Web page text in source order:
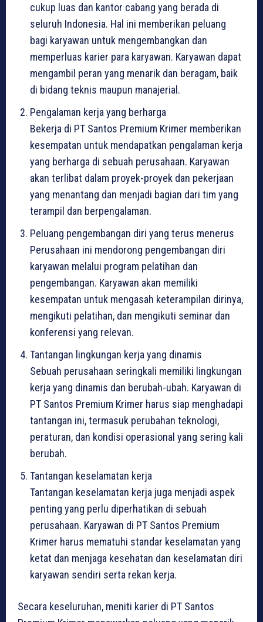
cukup luas dan kantor cabang yang berada di
seluruh Indonesia. Hal ini memberikan peluang
bagi karyawan untuk mengembangkan dan
memperluas karier para karyawan. Karyawan dapat
mengambil peran yang menarik dan beragam, baik
di bidang teknis maupun manajerial.
Pengalaman kerja yang berharga
Bekerja di PT Santos Premium Krimer memberikan
kesempatan untuk mendapatkan pengalaman kerja
yang berharga di sebuah perusahaan. Karyawan
akan terlibat dalam proyek-proyek dan pekerjaan
yang menantang dan menjadi bagian dari tim yang
terampil dan berpengalaman.
Peluang pengembangan diri yang terus menerus
Perusahaan ini mendorong pengembangan diri
karyawan melalui program pelatihan dan
pengembangan. Karyawan akan memiliki
kesempatan untuk mengasah keterampilan dirinya,
mengikuti pelatihan, dan mengikuti seminar dan
konferensi yang relevan.
Tantangan lingkungan kerja yang dinamis
Sebuah perusahaan seringkali memiliki lingkungan
kerja yang dinamis dan berubah-ubah. Karyawan di
PT Santos Premium Krimer harus siap menghadapi
tantangan ini, termasuk perubahan teknologi,
peraturan, dan kondisi operasional yang sering kali
berubah.
Tantangan keselamatan kerja
Tantangan keselamatan kerja juga menjadi aspek
penting yang perlu diperhatikan di sebuah
perusahaan. Karyawan di PT Santos Premium
Krimer harus mematuhi standar keselamatan yang
ketat dan menjaga kesehatan dan keselamatan diri
karyawan sendiri serta rekan kerja.
Secara keseluruhan, meniti karier di PT Santos